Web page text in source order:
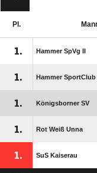
Pl.
1. Hammer SpVg II
1. Hammer SportClub
1. Königsborner SV
1. Rot Weiß Unna
1. SuS Kaiserau